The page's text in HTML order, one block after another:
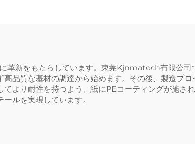
革新をもたらしています。東莞Kjnmatech有限公司
品質な基材の調達から始めます。その後、製造プ
より耐性を持つよう、紙にPEコーティングが施さ
ルを実現しています。